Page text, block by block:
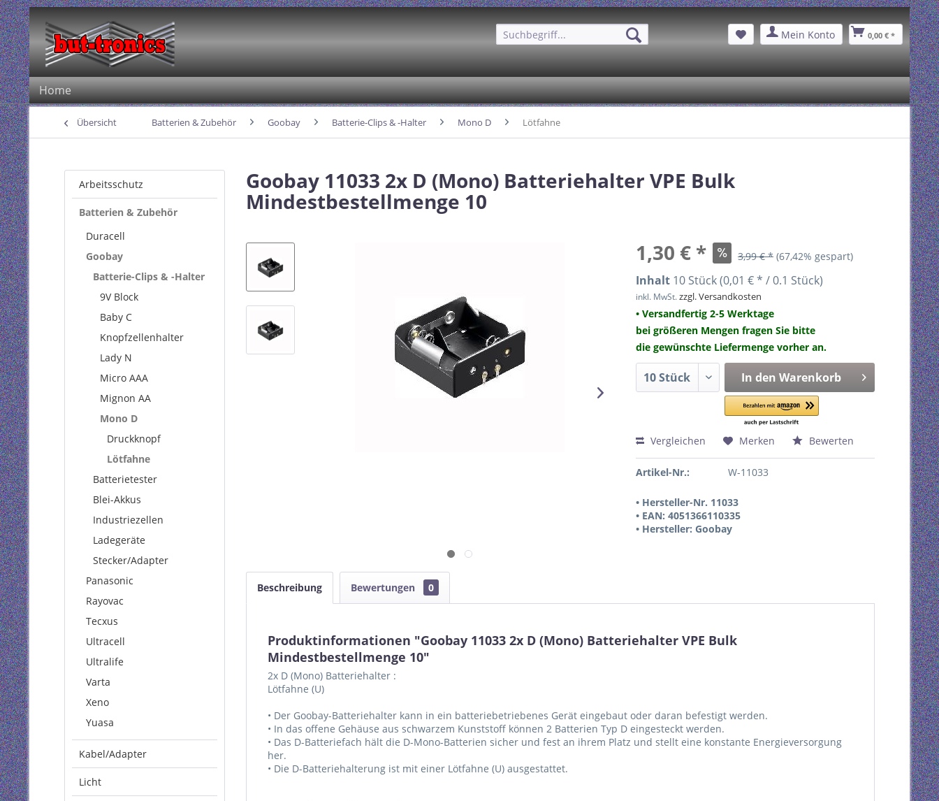
Mein Konto 0,00 € *
Home
Übersicht Batterien & Zubehör Goobay Batterie-Clips & -Halter Mono D Lötfahne
Arbeitsschutz
Batterien & Zubehör
Duracell
Goobay
Batterie-Clips & -Halter
9V Block
Baby C
Knopfzellenhalter
Lady N
Micro AAA
Mignon AA
Mono D
Druckknopf
Lötfahne
Batterietester
Blei-Akkus
Industriezellen
Ladegeräte
Stecker/Adapter
Panasonic
Rayovac
Tecxus
Ultracell
Ultralife
Varta
Xeno
Yuasa
Kabel/Adapter
Licht
Goobay 11033 2x D (Mono) Batteriehalter VPE Bulk
Mindestbestellmenge 10
1,30 € *
3,99 € * (67,42% gespart)
Inhalt 10 Stück (0,01 € * / 0.1 Stück)
inkl. MwSt.zzgl. Versandkosten
• Versandfertig 2-5 Werktage
bei größeren Mengen fragen Sie bitte
die gewünschte Liefermenge vorher an.
In den Warenkorb
Vergleichen Merken Bewerten
Artikel-Nr.: W-11033
• Hersteller-Nr. 11033
• EAN: 4051366110335
• Hersteller: Goobay
Beschreibung Bewertungen 0
Produktinformationen "Goobay 11033 2x D (Mono) Batteriehalter VPE Bulk
Mindestbestellmenge 10"
2x D (Mono) Batteriehalter :
Lötfahne (U)
• Der Goobay-Batteriehalter kann in ein batteriebetriebenes Gerät eingebaut oder daran befestigt werden.
• In das offene Gehäuse aus schwarzem Kunststoff können 2 Batterien Typ D eingesteckt werden.
• Das D-Batteriefach hält die D-Mono-Batterien sicher und fest an ihrem Platz und stellt eine konstante Energieversorgung
her.
• Die D-Batteriehalterung ist mit einer Lötfahne (U) ausgestattet.